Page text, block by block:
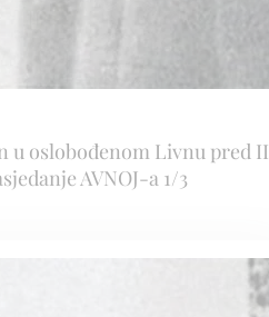
u oslobođenom Livnu pred II
AVNOJ-a 1/3